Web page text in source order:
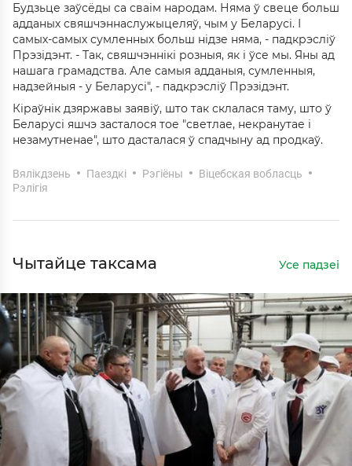
Будзьце заўсёды са сваім народам. Няма ў свеце больш
адданых свяшчэннаслужыцеляў, чым у Беларусі. І
самых-самых сумленных больш нідзе няма, - падкрэсліў
Прэзідэнт. - Так, свяшчэннікі розныя, як і ўсе мы. Яны ад
нашага грамадства. Але самыя адданыя, сумленныя,
надзейныя - у Беларусі", - падкрэсліў Прэзідэнт.
Кіраўнік дзяржавы заявіў, што так склалася таму, што ў
Беларусі яшчэ засталося тое "светлае, некранутае і
незамутненае", што дасталася ў спадчыну ад продкаў.
Вялікдзень Паездкі Рэгіёны
Віцебская вобласць
Рэлігія
Чытайце таксама Усе падзеі